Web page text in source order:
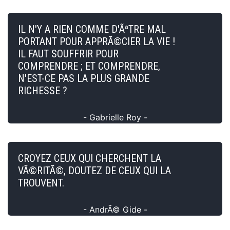
IL N'Y A RIEN COMME D'ÃªTRE MAL
PORTANT POUR APPRÃ©CIER LA VIE !
IL FAUT SOUFFRIR POUR
COMPRENDRE ; ET COMPRENDRE,
N'EST-CE PAS LA PLUS GRANDE
RICHESSE ?
- Gabrielle Roy -
CROYEZ CEUX QUI CHERCHENT LA
VÃ©RITÃ©, DOUTEZ DE CEUX QUI LA
TROUVENT.
- AndrÃ© Gide -